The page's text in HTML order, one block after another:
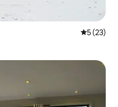
Průměrné
5 (23)